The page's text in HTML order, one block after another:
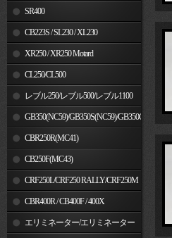
SR400
CB223S / SL230 / XL230
XR250 / XR250 Motard
CL250/CL500
レブル250/レブル500/レブル1100
GB350(NC59)/GB350S(NC59)/GB350C(NC64)
CBR250R(MC41)
CB250F(MC43)
CRF250L/CRF250 RALLY/CRF250M
CBR400R / CB400F / 400X
エリミネーター/エリミネーター